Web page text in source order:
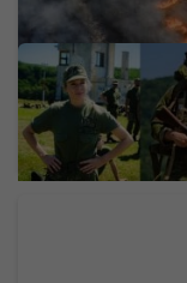
Za 20 dní
eur. Slovenská
láka ľudí do
základná škola